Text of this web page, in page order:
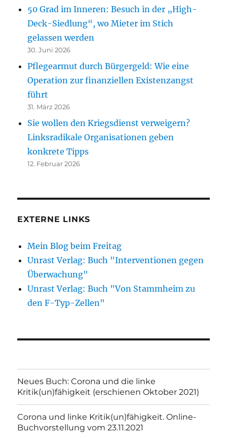
50 Grad im Inneren: Besuch in der „High-
Deck-Siedlung“, wo Mieter im Stich
gelassen werden
30. Juni 2026
Pflegearmut durch Bürgergeld: Wie eine
Operation zur finanziellen Existenzangst
führt
31. März 2026
Sie wollen den Kriegsdienst verweigern?
Linksradikale Organisationen geben
konkrete Tipps
12. Februar 2026
EXTERNE LINKS
Mein Blog beim Freitag
Unrast Verlag: Buch "Interventionen gegen
Überwachung"
Unrast Verlag: Buch "Von Stammheim zu
den F-Typ-Zellen"
Neues Buch: Corona und die linke
Kritik(un)fähigkeit (erschienen Oktober 2021)
Corona und linke Kritik(un)fähigkeit. Online-
Buchvorstellung vom 23.11.2021